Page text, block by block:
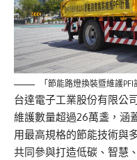
「節能路燈換裝暨維護
台達電子工業股份有限公
維護數量超過26萬盞，涵
用最高規格的節能技術與
共同參與打造低碳、智慧